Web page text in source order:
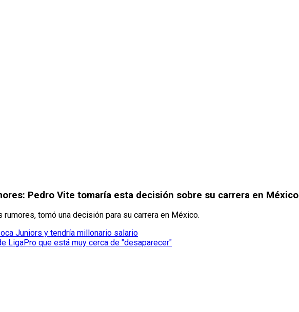
Pedro Vite tomaría esta decisión sobre su carrera en México
tomó una decisión para su carrera en México.
Juniors y tendría millonario salario
LigaPro que está muy cerca de "desaparecer"